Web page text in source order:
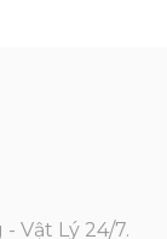
Vật Lý 24/7.